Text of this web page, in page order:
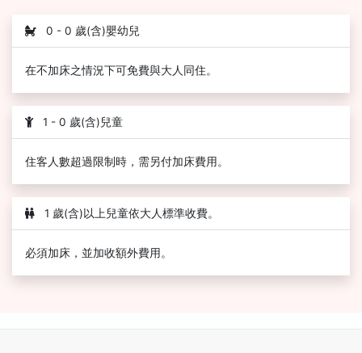
0 - 0 歲(含)嬰幼兒
在不加床之情況下可免費與大人同住。
1 - 0 歲(含)兒童
住客人數超過限制時，需另付加床費用。
1 歲(含)以上兒童依大人標準收費。
必須加床，並加收額外費用。